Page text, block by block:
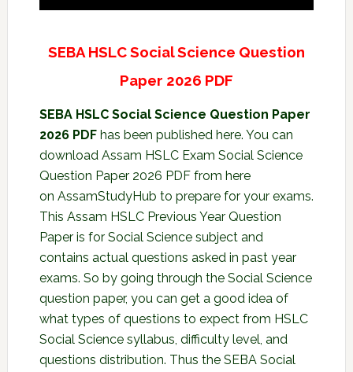
SEBA HSLC Social Science Question
Paper 2026 PDF
SEBA HSLC Social Science Question Paper
2026 PDFhas been published here. You can
download Assam HSLC Exam Social Science
Question Paper 2026 PDF from here
on AssamStudyHub to prepare for your exams.
This Assam HSLC Previous Year Question
Paperis for Social Science subject and
contains actual questions asked in past year
exams. So by going through the Social Science
question paper, you can get a good idea of
what types of questions to expect from HSLC
Social Science syllabus, difficulty level, and
questions distribution. Thus the SEBA Social